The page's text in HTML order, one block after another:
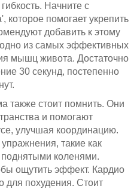
Начните с
помогает укрепить
добавить к этому
из самых эффективных
мышц живота. Достаточно
30 секунд, постепенно
также стоит помнить. Они
и помогают
улучшая координацию.
такие как
коленями.
ощутить эффект. Кардио
для похудения. Стоит